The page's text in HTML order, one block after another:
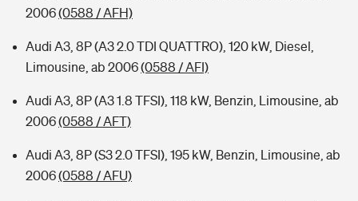
2006(0588 / AFH)
Audi A3, 8P (A3 2.0 TDI QUATTRO), 120 kW, Diesel,
Limousine, ab 2006(0588 / AFI)
Audi A3, 8P (A3 1.8 TFSI), 118 kW, Benzin, Limousine, ab
2006(0588 / AFT)
Audi A3, 8P (S3 2.0 TFSI), 195 kW, Benzin, Limousine, ab
2006(0588 / AFU)